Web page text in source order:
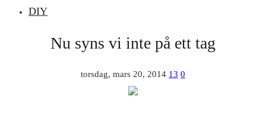
DIY
Nu syns vi inte på ett tag
torsdag, mars 20, 2014 13 0